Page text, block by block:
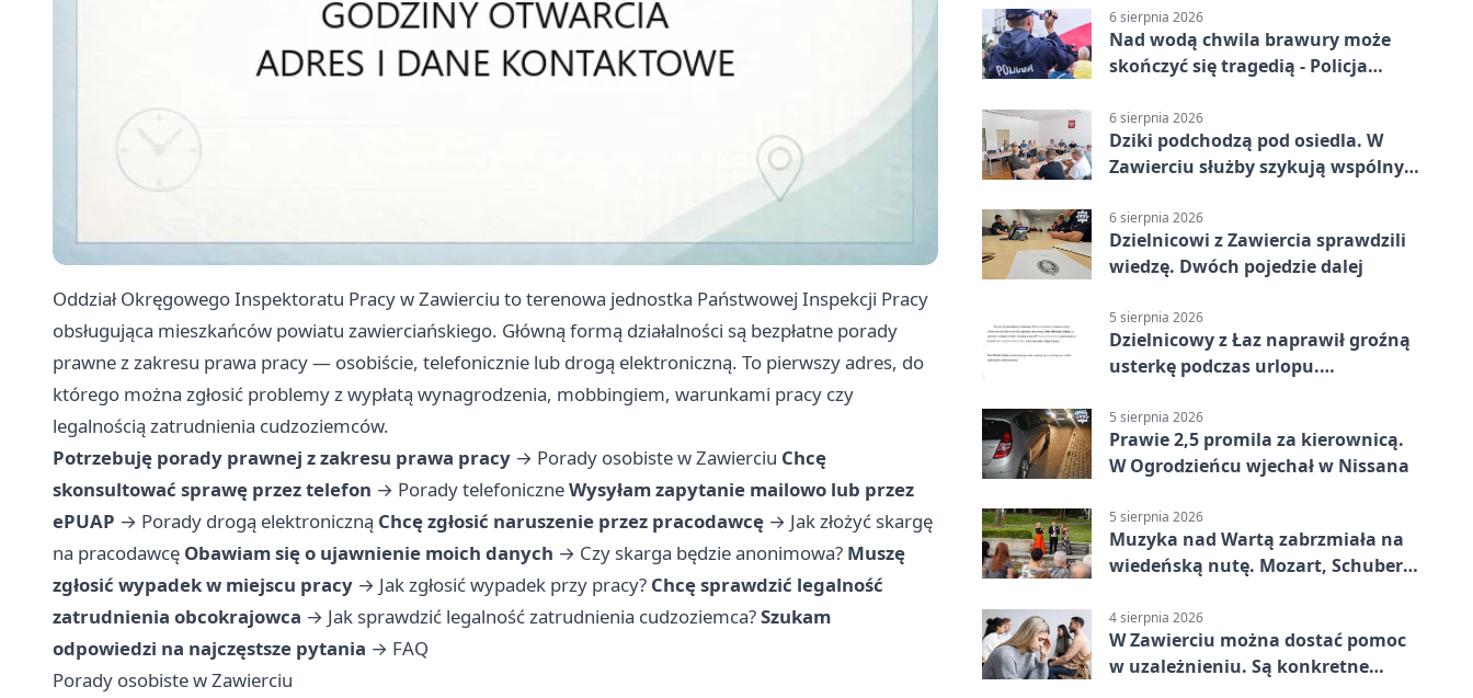
Oddział Okręgowego Inspektoratu Pracy w Zawierciu to terenowa jednostka Państwowej Inspekcji Pracy
obsługująca mieszkańców powiatu zawierciańskiego. Główną formą działalności są bezpłatne porady
prawne z zakresu prawa pracy — osobiście, telefonicznie lub drogą elektroniczną. To pierwszy adres, do
którego można zgłosić problemy z wypłatą wynagrodzenia, mobbingiem, warunkami pracy czy
legalnością zatrudnienia cudzoziemców.
Potrzebuję porady prawnej z zakresu prawa pracy → Porady osobiste w Zawierciu Chcę
skonsultować sprawę przez telefon → Porady telefoniczneWysyłam zapytanie mailowo lub przez
ePUAP → Porady drogą elektroniczną Chcę zgłosić naruszenie przez pracodawcę → Jak złożyć skargę
na pracodawcę Obawiam się o ujawnienie moich danych → Czy skarga będzie anonimowa? Muszę
zgłosić wypadek w miejscu pracy → Jak zgłosić wypadek przy pracy? Chcę sprawdzić legalność
zatrudnienia obcokrajowca → Jak sprawdzić legalność zatrudnienia cudzoziemca?Szukam
odpowiedzi na najczęstsze pytania → FAQ
Porady osobiste w Zawierciu
6 sierpnia 2026
Nad wodą chwila brawury może
skończyć się tragedią - Policja
6 sierpnia 2026
Dziki podchodzą pod osiedla. W
Zawierciu służby szykują wspólny
6 sierpnia 2026
Dzielnicowi z Zawiercia sprawdzili
wiedzę. Dwóch pojedzie dalej
5 sierpnia 2026
Dzielnicowy z Łaz naprawił groźną
usterkę podczas urlopu.
5 sierpnia 2026
Prawie 2,5 promila za kierownicą.
W Ogrodzieńcu wjechał w Nissana
5 sierpnia 2026
Muzyka nad Wartą zabrzmiała na
wiedeńską nutę. Mozart, Schubert i
4 sierpnia 2026
W Zawierciu można dostać pomoc
w uzależnieniu. Są konkretne